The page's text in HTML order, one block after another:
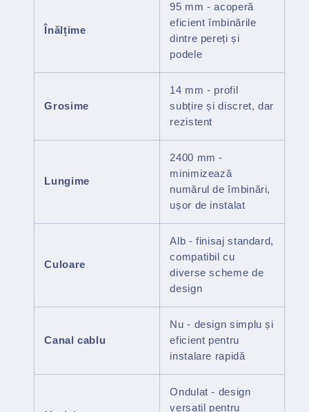
Înălțime
95 mm - acoperă
eficient îmbinările
dintre pereți și
podele
Grosime
14 mm - profil
subțire și discret, dar
rezistent
Lungime
2400 mm -
minimizează
numărul de îmbinări,
ușor de instalat
Culoare
Alb - finisaj standard,
compatibil cu
diverse scheme de
design
Canal cablu
Nu - design simplu și
eficient pentru
instalare rapidă
Ondulat - design
versatil pentru